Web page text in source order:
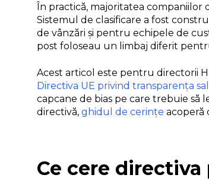
În practică, majoritatea
Sistemul de clasificare a fost
de vânzări și pentru echipele de
post foloseau un limbaj diferit
Acest articol este pentru directorii
Directiva UE privind transparența
capcane de bias pe care trebuie să
directivă, ghidul de cerințe acoperă
Ce cere